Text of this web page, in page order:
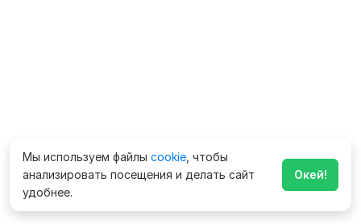
Мы используем файлы cookie , чтобы
анализировать посещения и делать сайт
удобнее.
Окей!